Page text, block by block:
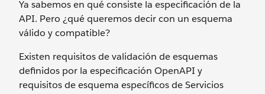
Ya sabemos en qué consiste la especificación de la
API. Pero ¿qué queremos decir con un esquema
válido y compatible?
Existen requisitos de validación de esquemas
definidos por la especificación OpenAPI y
requisitos de esquema específicos de Servicios